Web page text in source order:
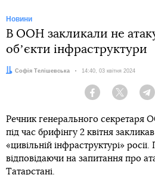
Новини
В ООН закликали не
обʼєкти інфраструктури
Автор:
Софія Телішевська Дата:
14:40, 03 квітня 2024
Facebook Twitter
Речник генерального
під час брифінгу 2 квітня
«цивільній інфраструктурі»
відповідаючи на запитання про
Татарстані.